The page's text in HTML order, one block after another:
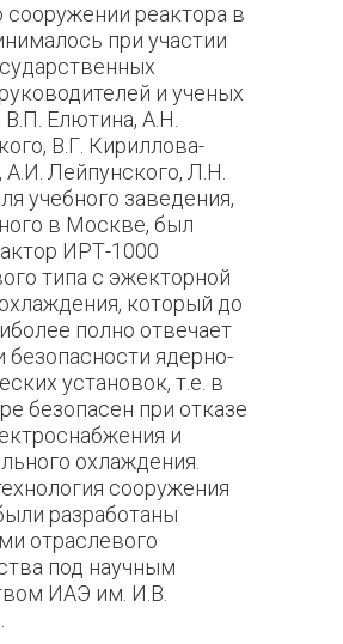
реактора в
при участии
и ученых
В.П. Елютина, А.Н.
В.Г. Кириллова-
Лейпунского, Л.Н.
учебного заведения,
в Москве, был
ИРТ-1000
типа с эжекторной
который до
полно отвечает
безопасности ядерно-
установок, т.е. в
безопасен при отказе
и
охлаждения.
сооружения
разработаны
отраслевого
под научным
ИАЭ им. И.В.